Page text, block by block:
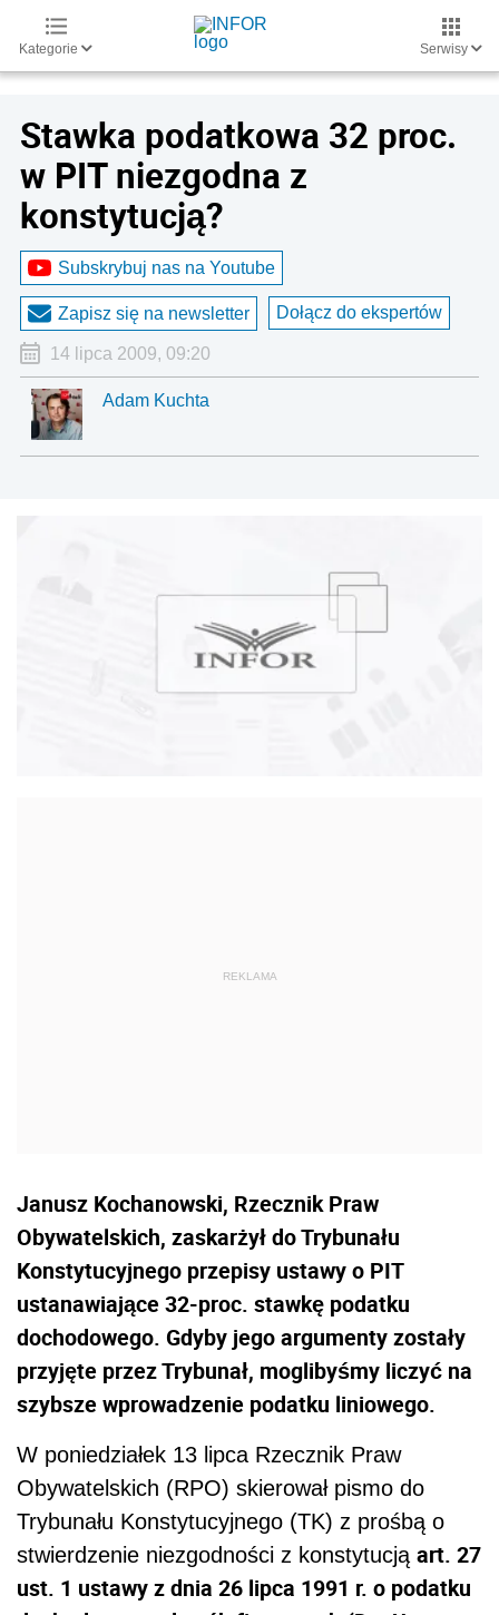
Kategorie Serwisy
Stawka podatkowa 32 proc.
w PIT niezgodna z
konstytucją?
Subskrybuj nas na Youtube
Zapisz się na newsletter Dołącz do ekspertów
14 lipca 2009, 09:20
Adam Kuchta
Janusz Kochanowski, Rzecznik Praw
Obywatelskich, zaskarżył do Trybunału
Konstytucyjnego przepisy ustawy o PIT
ustanawiające 32-proc. stawkę podatku
dochodowego. Gdyby jego argumenty zostały
przyjęte przez Trybunał, moglibyśmy liczyć na
szybsze wprowadzenie podatku liniowego.
W poniedziałek 13 lipca Rzecznik Praw
Obywatelskich (RPO) skierował pismo do
Trybunału Konstytucyjnego (TK) z prośbą o
stwierdzenie niezgodności z konstytucją art. 27
ust. 1 ustawy z dnia 26 lipca 1991 r. o podatku